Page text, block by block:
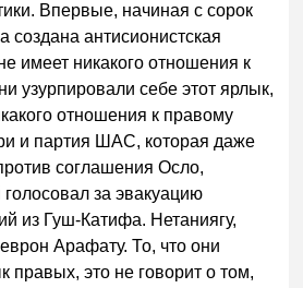
Впервые, начиная с сорок
создана антисионистская
имеет никакого отношения к
узурпировали себе этот ярлык,
отношения к правому
и партия ШАС, которая даже
соглашения Осло,
голосовал за эвакуацию
из Гуш-Катифа. Нетаниягу,
Арафату. То, что они
правых, это не говорит о том,